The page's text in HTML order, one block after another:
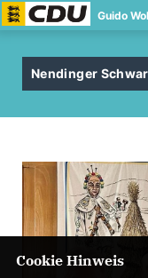
Guido
Nendinger
Cookie Hinweis